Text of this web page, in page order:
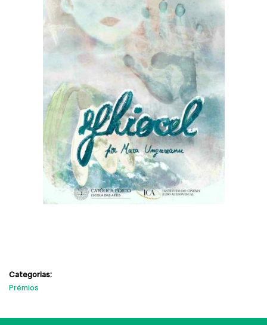
Categorias:
Prémios